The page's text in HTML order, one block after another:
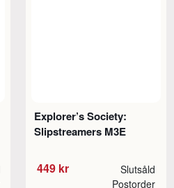
Explorer’s Society:
Slipstreamers M3E
449 kr Slutsåld
Postorder